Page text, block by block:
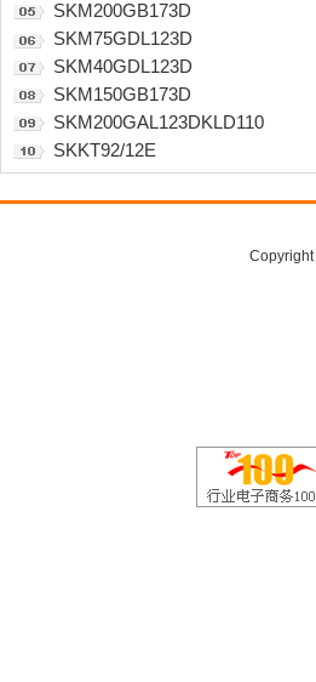
SKM200GB173D
SKM75GDL123D
SKM40GDL123D
SKM150GB173D
SKM200GAL123DKLD110
SKKT92/12E